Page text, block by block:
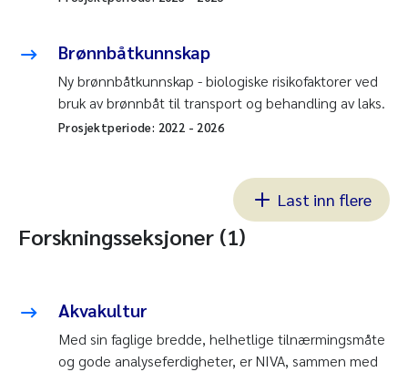
Brønnbåtkunnskap
Ny brønnbåtkunnskap - biologiske risikofaktorer ved
bruk av brønnbåt til transport og behandling av laks.
Prosjektperiode: 2022 - 2026
Last inn flere
Forskningsseksjoner (1)
Akvakultur
Med sin faglige bredde, helhetlige tilnærmingsmåte
og gode analyseferdigheter, er NIVA, sammen med